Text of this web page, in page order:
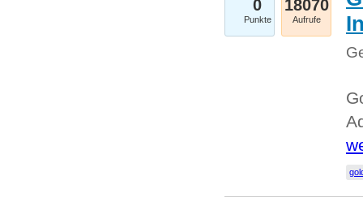
0
Punkte
18070
Aufrufe